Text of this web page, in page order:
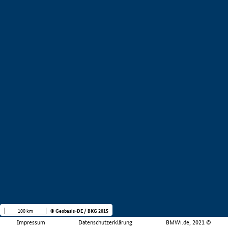
Impressum Datenschutzerklärung BMWi.de, 2021 ©
100 km © Geobasis-DE / BKG 2015